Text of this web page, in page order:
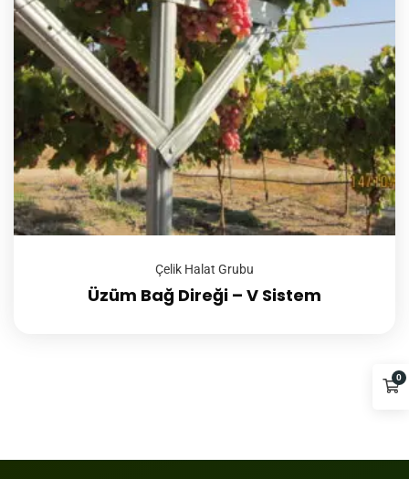
Çelik Halat Grubu
Üzüm Bağ Direği – V Sistem
0